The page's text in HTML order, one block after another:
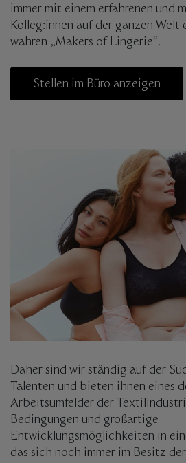
immer mit einem erfahrenen und
Kolleg:innen auf der ganzen Welt
wahren „Makers of Lingerie“.
Stellen im Büro anzeigen
Daher sind wir ständig auf der
Talenten und bieten ihnen eines
Arbeitsumfelder der
Bedingungen und großartige
Entwicklungsmöglichkeiten in
das sich noch immer im Besitz